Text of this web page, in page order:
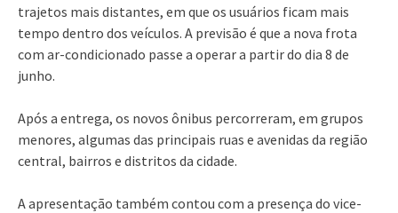
trajetos mais distantes, em que os usuários ficam mais
tempo dentro dos veículos. A previsão é que a nova frota
com ar-condicionado passe a operar a partir do dia 8 de
junho.
Após a entrega, os novos ônibus percorreram, em grupos
menores, algumas das principais ruas e avenidas da região
central, bairros e distritos da cidade.
A apresentação também contou com a presença do vice-